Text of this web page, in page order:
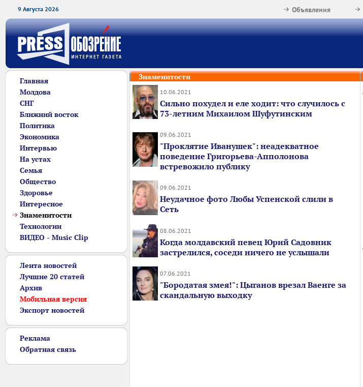
9 Августа 2026 Объявления
Главная
Молдова
СНГ
Ближний восток
Политика
Экономика
Интервью
На устах
Семья
Общество
Здоровье
Интересное
Знаменитости
Технологии
ВИДЕО - Music Clip
Лента новостей
Лучшие 20 статей
Архив
Мобильная версия
Экспорт новостей
Реклама
Обратная связь
Знаменитости
10.06.2021
Сильно похудел и еле ходит: что случилось с
73-летним Михаилом Шуфутинским
09.06.2021
"Проклятие Иванушек": неадекватное
поведение Григорьева-Апполонова
встревожило публику
09.06.2021
Неудачное фото Любы Успенской слили в
Сеть
08.06.2021
Когда молдавский певец Юрий Садовник
застрелился, соседи ничего не услышали
07.06.2021
"Бородатая змея!": Цыганов врезал Ваенге за
скандальную выходку